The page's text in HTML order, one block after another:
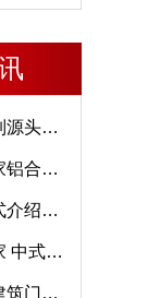
安徽仿古门窗定制源头厂家 好打理免维护-冠墅阳光
中式仿古门窗厂家铝合金仿古门窗定制 5年质保
明朝建筑门窗样式介绍——冠墅阳光
南京仿古门窗厂家 中式仿古门窗定制 节能防水
从古至今的中式建筑门窗到底有多美「冠墅阳光」